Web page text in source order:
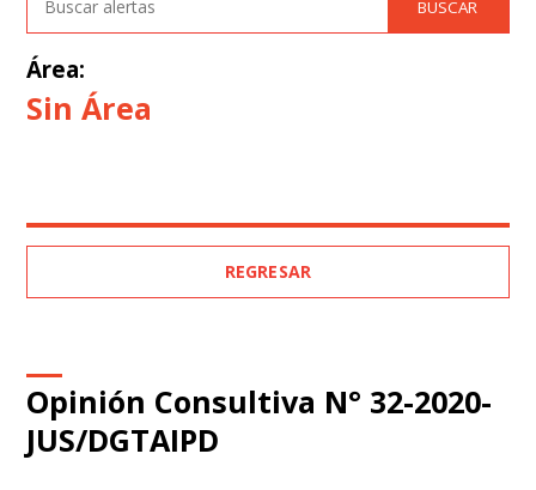
Área:
Sin Área
REGRESAR
Opinión Consultiva N° 32-2020-
JUS/DGTAIPD